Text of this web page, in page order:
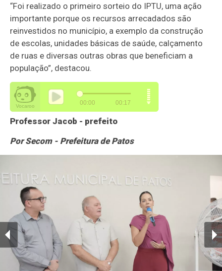
“Foi realizado o primeiro sorteio do IPTU, uma ação
importante porque os recursos arrecadados são
reinvestidos no município, a exemplo da construção
de escolas, unidades básicas de saúde, calçamento
de ruas e diversas outras obras que beneficiam a
população”, destacou.
Professor Jacob - prefeito
Por Secom - Prefeitura de Patos